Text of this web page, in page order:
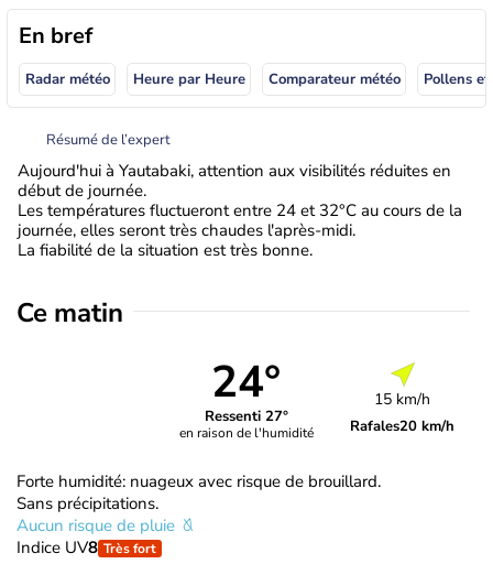
En bref
Radar météo Heure par Heure Comparateur météo Pollens
Résumé de l’expert
Aujourd'hui à Yautabaki, attention aux visibilités réduites en
début de journée.
Les températures fluctueront entre 24 et 32°C au cours de la
journée, elles seront très chaudes l'après-midi.
La fiabilité de la situation est très bonne.
Ce matin
24°
Ressenti 27°
en raison de l'humidité
15 km/h
Rafales20 km/h
Forte humidité: nuageux avec risque de brouillard.
Sans précipitations.
Aucun risque de pluie
Indice UV8 Très fort